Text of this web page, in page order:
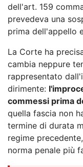
dell'art. 159
prevedeva una
prima dell'appello
La Corte ha
cambia neppure
rappresentato
dirimente:
commessi prima
quella fascia non
termine di durata
regime
norma penale più